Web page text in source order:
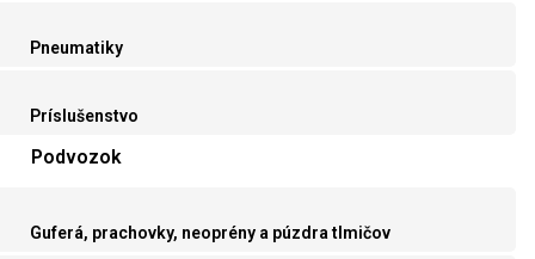
Pneumatiky
Príslušenstvo
Podvozok
Guferá, prachovky, neoprény a púzdra tlmičov